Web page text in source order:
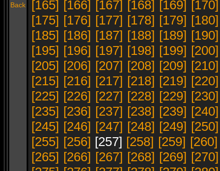
Back
[165] [166] [167] [168] [169] [170]
[175] [176] [177] [178] [179] [180]
[185] [186] [187] [188] [189] [190]
[195] [196] [197] [198] [199] [200]
[205] [206] [207] [208] [209] [210]
[215] [216] [217] [218] [219] [220]
[225] [226] [227] [228] [229] [230]
[235] [236] [237] [238] [239] [240]
[245] [246] [247] [248] [249] [250]
[255] [256] [257] [258] [259] [260]
[265] [266] [267] [268] [269] [270]